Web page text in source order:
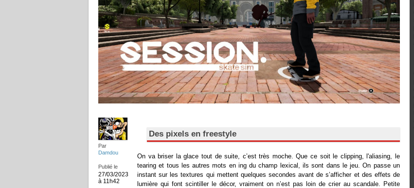
Par
Damdou
Publié le
27/03/2023
à 11h42
Des pixels en freestyle
On va briser la glace tout de suite, c’est très moche. Que ce soit le clipping, l'aliasing, le
tearing et tous les autres mots en ing du champ lexical, ils sont dans le jeu. On passe un
instant sur les textures qui mettent quelques secondes avant de s’afficher et des effets de
lumière qui font scintiller le décor, vraiment on n’est pas loin de crier au scandale. Petite